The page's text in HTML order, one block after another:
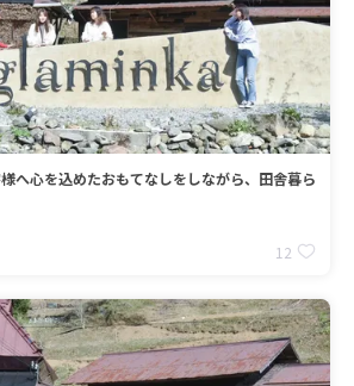
へ心を込めたおもてなしをしながら、田舎暮ら
12